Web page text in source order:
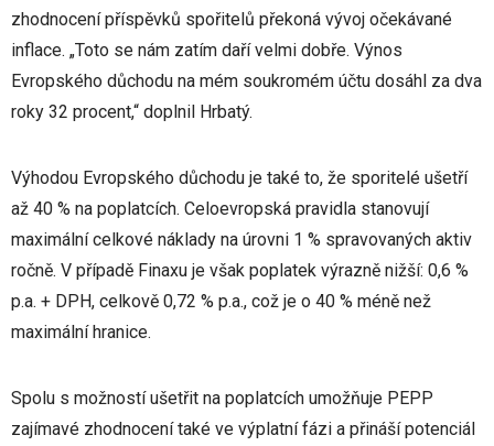
zhodnocení příspěvků spořitelů překoná vývoj očekávané
inflace. „Toto se nám zatím daří velmi dobře. Výnos
Evropského důchodu na mém soukromém účtu dosáhl za dva
roky 32 procent,“ doplnil Hrbatý.
Výhodou Evropského důchodu je také to, že sporitelé ušetří
až 40 % na poplatcích. Celoevropská pravidla stanovují
maximální celkové náklady na úrovni 1 % spravovaných aktiv
ročně. V případě Finaxu je však poplatek výrazně nižší: 0,6 %
p.a. + DPH, celkově 0,72 % p.a., což je o 40 % méně než
maximální hranice.
Spolu s možností ušetřit na poplatcích umožňuje PEPP
zajímavé zhodnocení také ve výplatní fázi a přináší potenciál